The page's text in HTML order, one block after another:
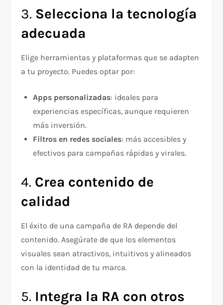
3. Selecciona la tecnología
adecuada
Elige herramientas y plataformas que se adapten
a tu proyecto. Puedes optar por:
Apps personalizadas: ideales para
experiencias específicas, aunque requieren
más inversión.
Filtros en redes sociales: más accesibles y
efectivos para campañas rápidas y virales.
4. Crea contenido de
calidad
El éxito de una campaña de RA depende del
contenido. Asegúrate de que los elementos
visuales sean atractivos, intuitivos y alineados
con la identidad de tu marca.
5. Integra la RA con otros